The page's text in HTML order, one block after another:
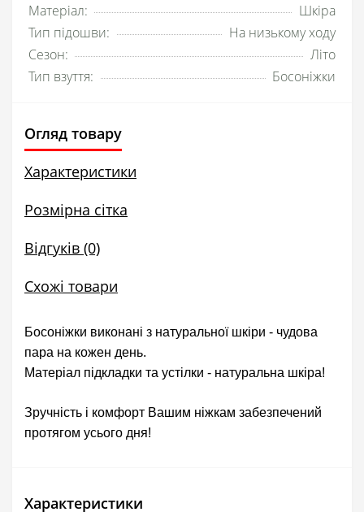
Матеріал:
Шкіра
Тип підошви:
На низькому ходу
Сезон:
Літо
Тип взуття:
Босоніжки
Огляд товару
Характеристики
Розмірна сітка
Відгуків (0)
Схожі товари
Босоніжки виконані з натуральної шкіри - чудова
пара на кожен день.
Матеріал підкладки та устілки - натуральна шкіра!
Зручність і комфорт Вашим ніжкам забезпечений
протягом усього дня!
Характеристики